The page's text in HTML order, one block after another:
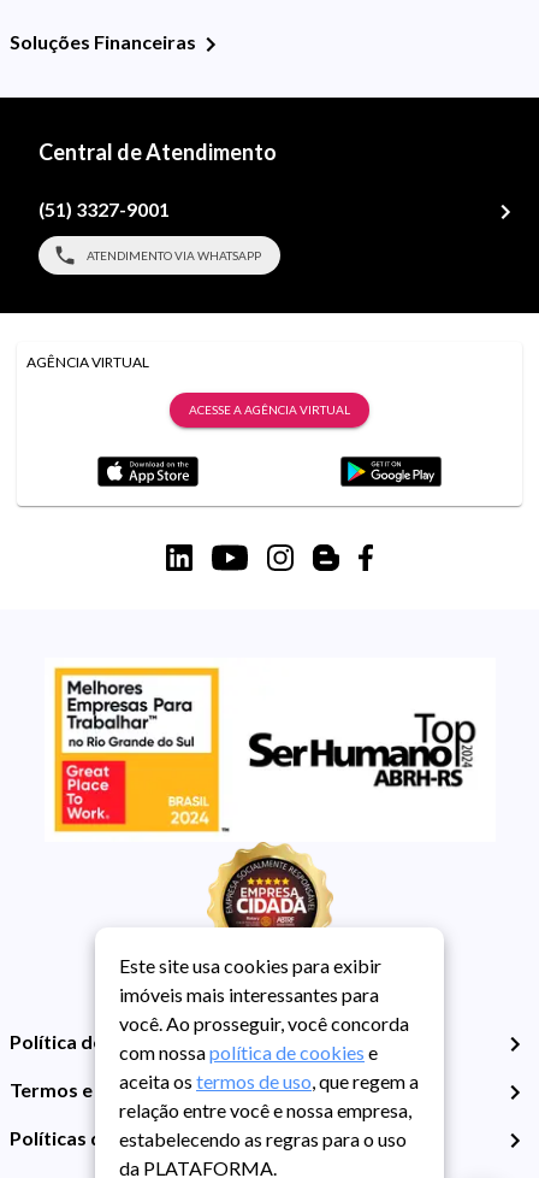
Soluções Financeiras
Central de Atendimento
(51) 3327-9001
ATENDIMENTO VIA WHATSAPP
AGÊNCIA VIRTUAL
ACESSE A AGÊNCIA VIRTUAL
Política de Privacidade
Termos e Condições de Uso
Políticas de Cookies
Este site usa cookies para exibir
imóveis mais interessantes para
você. Ao prosseguir, você concorda
com nossapolítica de cookies e
aceita os termos de uso, que regem a
relação entre você e nossa empresa,
estabelecendo as regras para o uso
da PLATAFORMA.